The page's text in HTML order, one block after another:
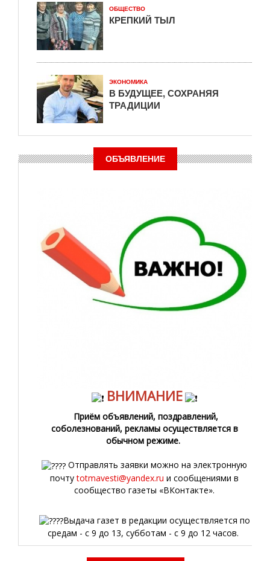
ОБЩЕСТВО
КРЕПКИЙ ТЫЛ
ЭКОНОМИКА
В БУДУЩЕЕ, СОХРАНЯЯ
ТРАДИЦИИ
ОБЪЯВЛЕНИЕ
ВНИМАНИЕ
Приём объявлений, поздравлений,
соболезнований, рекламы осуществляется в
обычном режиме.
Отправлять заявки можно на электронную
почтуtotmavesti@yandex.ru и сообщениями в
сообщество газеты «ВКонтакте».
Выдача газет в редакции осуществляется по
средам - с 9 до 13, субботам - с 9 до 12 часов.